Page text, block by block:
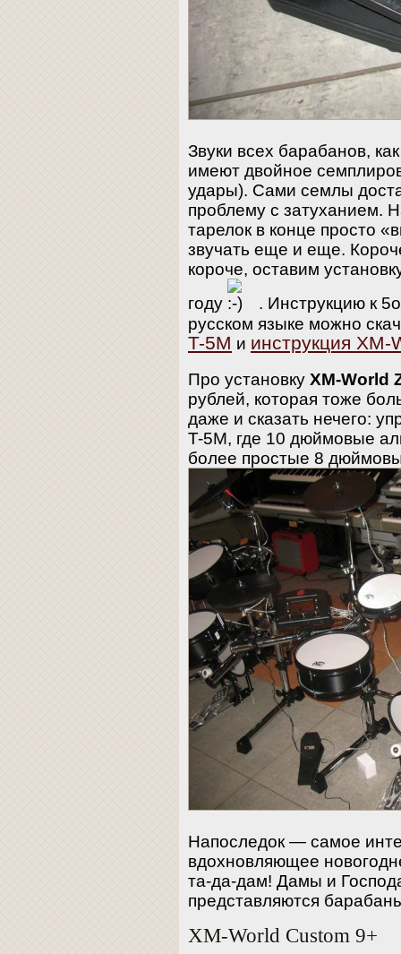
Звуки всех барабанов,
имеют двойное
удары). Сами семлы
проблему с затуханием.
тарелок в конце просто
звучать еще и еще.
короче, оставим
году
. Инструкцию к
русском языке можно
T-5M и инструкция XM-
Про установку XM-World
рублей, которая тоже
даже и сказать нечего:
T-5M, где 10 дюймовые
более простые 8
Напоследок — самое
вдохновляющее
та-да-дам! Дамы и
представляются
XM-World Custom 9+